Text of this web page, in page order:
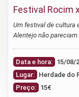
Festival Rocim
Um festival de cultura
Alentejo não
Data e hora:
Lugar:
Preço: 15€